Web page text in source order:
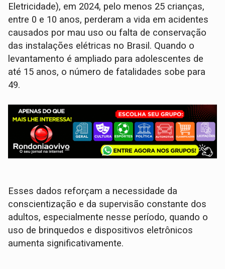
Eletricidade), em 2024, pelo menos 25 crianças,
entre 0 e 10 anos, perderam a vida em acidentes
causados por mau uso ou falta de conservação
das instalações elétricas no Brasil. Quando o
levantamento é ampliado para adolescentes de
até 15 anos, o número de fatalidades sobe para
49.
Esses dados reforçam a necessidade da
conscientização e da supervisão constante dos
adultos, especialmente nesse período, quando o
uso de brinquedos e dispositivos eletrônicos
aumenta significativamente.